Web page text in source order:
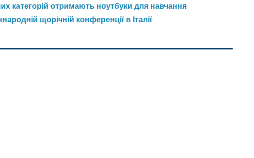
категорій отримають ноутбуки для навчання
щорічній конференції в Італії